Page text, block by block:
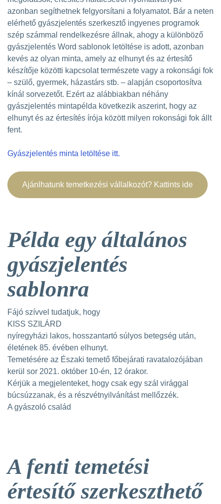
azonban segíthetnek felgyorsítani a folyamatot. Bár a neten
elérhető gyászjelentés szerkesztő ingyenes programok
szép számmal rendelkezésre állnak, ahogy a különböző
gyászjelentés Word sablonok letöltése is adott, azonban
kevés az olyan minta, amely az elhunyt és az értesítő
készítője közötti kapcsolat természete vagy a rokonsági fok
– szülő, gyermek, házastárs stb. – alapján csoportosítva
kínál sorvezetőt. Ezért az alábbiakban néhány
gyászjelentés mintapélda következik aszerint, hogy az
elhunyt és az értesítés írója között milyen rokonsági fok állt
fent.
Gyászjelentés minta letöltése itt.
Ajánlhatunk temetkezési vállalkozót? Kattints ide
Példa egy általános
gyászjelentés
sablonra
Fájó szívvel tudatjuk, hogy
KISS SZILÁRD
nyíregyházi lakos, hosszantartó súlyos betegség után,
életének 85. évében elhunyt.
Temetésére az Északi temető főbejárati ravatalozójában
kerül sor 2021. október 10-én, 12 órakor.
Kérjük a megjelenteket, hogy csak egy szál virággal
búcsúzzanak, és a részvétnyilvánítást mellőzzék.
A gyászoló család
A fenti temetési
értesítő szerkeszthető